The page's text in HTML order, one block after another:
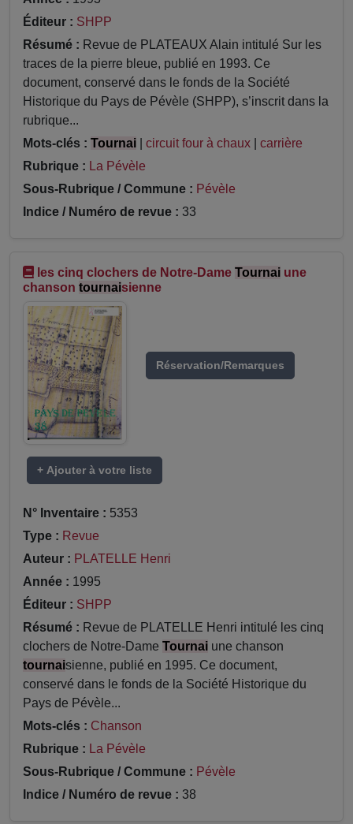
Éditeur : SHPP
Résumé : Revue de PLATEAUX Alain intitulé Sur les
traces de la pierre bleue, publié en 1993. Ce
document, conservé dans le fonds de la Société
Historique du Pays de Pévèle (SHPP), s’inscrit dans la
rubrique...
Mots-clés : Tournai circuit four à chaux
carrière
Rubrique : La Pévèle
Sous-Rubrique / Commune : Pévèle
Indice / Numéro de revue : 33
les cinq clochers de Notre-Dame Tournai une
chanson tournaisienne
Réservation/Remarques
+ Ajouter à votre liste
N° Inventaire : 5353
Type : Revue
Auteur : PLATELLE Henri
Année : 1995
Éditeur : SHPP
Résumé : Revue de PLATELLE Henri intitulé les cinq
clochers de Notre-Dame Tournai une chanson
tournaisienne, publié en 1995. Ce document,
conservé dans le fonds de la Société Historique du
Pays de Pévèle...
Mots-clés : Chanson
Rubrique : La Pévèle
Sous-Rubrique / Commune : Pévèle
Indice / Numéro de revue : 38